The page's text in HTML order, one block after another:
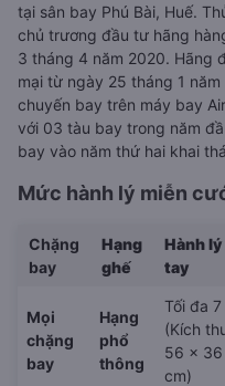
tại sân bay Phú Bài, Huế.
chủ trương đầu tư hãng
3 tháng 4 năm 2020. Hãng
mại từ ngày 25 tháng 1
chuyến bay trên máy bay
với 03 tàu bay trong năm
bay vào năm thứ hai khai
Mức hành lý miễn
Chặng
bay
Hạng
ghế
Hành lý
tay
Mọi
chặng
bay
Hạng
phổ
thông
Tối đa
(Kích
56 x
cm)